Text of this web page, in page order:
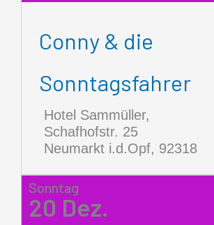
Conny & die
Sonntagsfahrer
Hotel Sammüller,
Schafhofstr. 25
Neumarkt i.d.Opf, 92318
Sonntag
20 Dez.